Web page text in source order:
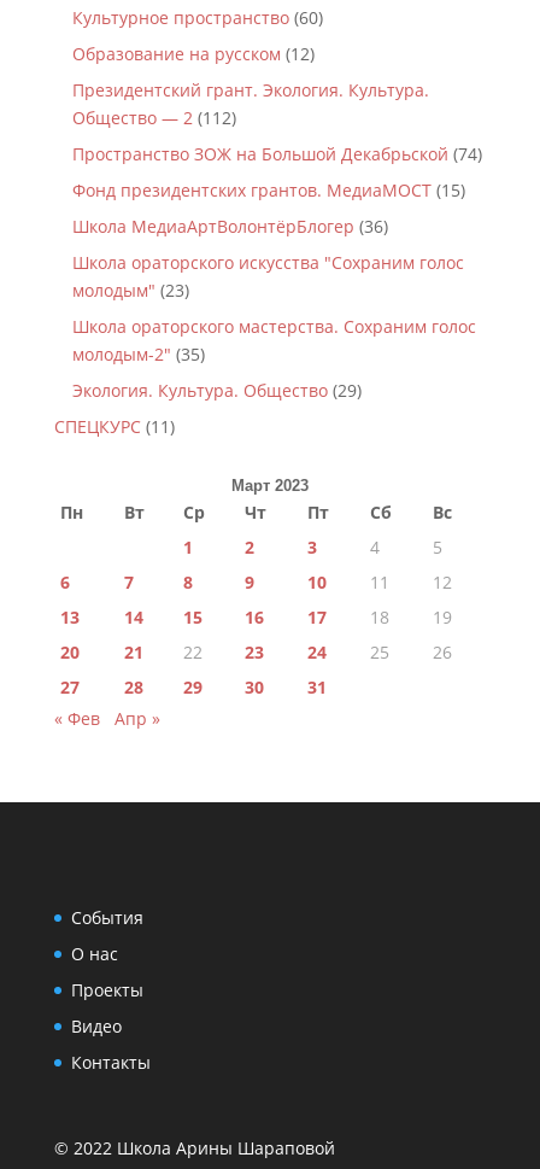
Культурное пространство(60)
Образование на русском (12)
Президентский грант. Экология. Культура.
Общество — 2(112)
Пространство ЗОЖ на Большой Декабрьской (74)
Фонд президентских грантов. МедиаМОСТ(15)
Школа МедиаАртВолонтёрБлогер (36)
Школа ораторского искусства "Сохраним голос
молодым" (23)
Школа ораторского мастерства. Сохраним голос
молодым-2" (35)
Экология. Культура. Общество(29)
СПЕЦКУРС(11)
Март 2023
Пн Вт Ср Чт Пт Сб
Вс
1
2 3 4
5
6
7 8 9 10 11
12
13
14 15 16 17 18
19
20
21 22 23 24 25
26
27
28 29 30
31
« Фев
Апр »
События
О нас
Проекты
Видео
Контакты
© 2022 Школа Арины Шараповой